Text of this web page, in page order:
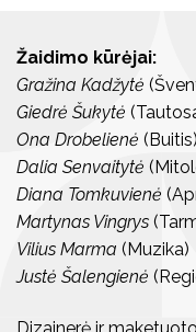
Žaidimo kūrėjai:
Gražina Kadžytė
Giedrė Šukytė
Ona Drobelienė (Buitis)
Dalia Senvaitytė
Diana Tomkuvienė
Martynas Vingrys
Vilius Marma (Muzika)
Justė Šalengienė